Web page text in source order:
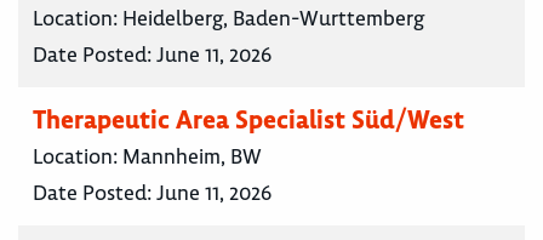
Location: Heidelberg, Baden-Wurttemberg
Date Posted:June 11, 2026
Therapeutic Area Specialist Süd/West
Location: Mannheim, BW
Date Posted:June 11, 2026